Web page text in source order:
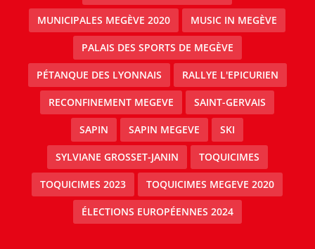
MUNICIPALES MEGÈVE 2020 MUSIC IN MEGÈVE
PALAIS DES SPORTS DE MEGÈVE
PÉTANQUE DES LYONNAIS RALLYE L'EPICURIEN
RECONFINEMENT MEGEVE SAINT-GERVAIS
SAPIN SAPIN MEGEVE SKI
SYLVIANE GROSSET-JANIN TOQUICIMES
TOQUICIMES 2023 TOQUICIMES MEGEVE 2020
ÉLECTIONS EUROPÉENNES 2024